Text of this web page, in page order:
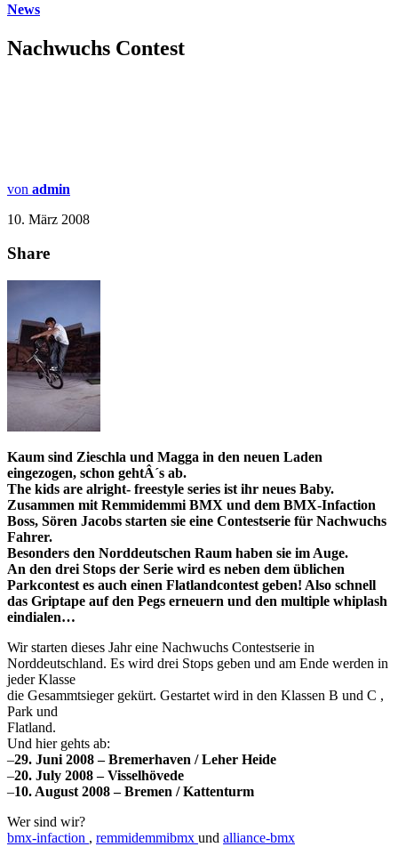
News
Nachwuchs Contest
von admin
10. März 2008
Share
Kaum sind Zieschla und Magga in den neuen Laden
eingezogen, schon gehtÂ´s ab.
The kids are alright- freestyle series ist ihr neues Baby.
Zusammen mit Remmidemmi BMX und dem BMX-Infaction
Boss, Sören Jacobs starten sie eine Contestserie für Nachwuchs
Fahrer.
Besonders den Norddeutschen Raum haben sie im Auge.
An den drei Stops der Serie wird es neben dem üblichen
Parkcontest es auch einen Flatlandcontest geben! Also schnell
das Griptape auf den Pegs erneuern und den multiple whiplash
eindialen…
Wir starten dieses Jahr eine Nachwuchs Contestserie in
Norddeutschland. Es wird drei Stops geben und am Ende werden in
jeder Klasse
die Gesammtsieger gekürt. Gestartet wird in den Klassen B und C ,
Park und
Flatland.
Und hier gehts ab:
–29. Juni 2008 – Bremerhaven / Leher Heide
–20. July 2008 – Visselhövede
–10. August 2008 – Bremen / Kattenturm
Wer sind wir?
bmx-infaction , remmidemmibmx und alliance-bmx